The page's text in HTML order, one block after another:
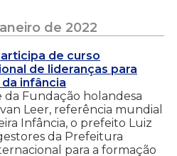
de 2022
de curso
de lideranças para
infância
da Fundação holandesa
Leer, referência mundial
Infância, o prefeito Luiz
da Prefeitura
para a formação